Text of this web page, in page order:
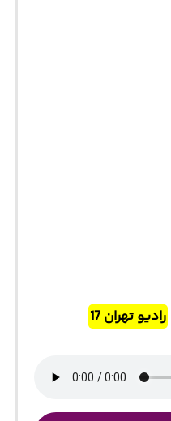
رادیو تهران 17